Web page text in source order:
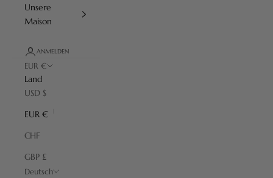
Unsere
Maison
ANMELDEN
EUR €
Land
USD $
EUR €
CHF
GBP £
Deutsch